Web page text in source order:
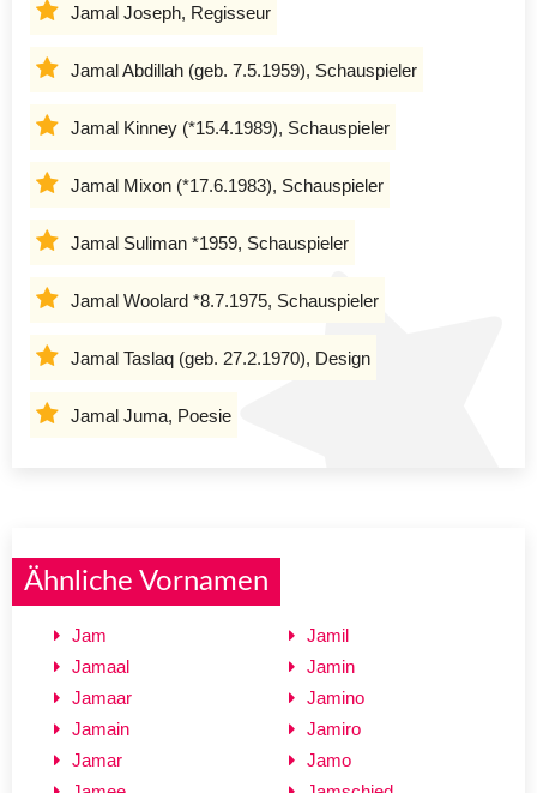
Jamal Joseph, Regisseur
Jamal Abdillah (geb. 7.5.1959), Schauspieler
Jamal Kinney (*15.4.1989), Schauspieler
Jamal Mixon (*17.6.1983), Schauspieler
Jamal Suliman *1959, Schauspieler
Jamal Woolard *8.7.1975, Schauspieler
Jamal Taslaq (geb. 27.2.1970), Design
Jamal Juma, Poesie
Ähnliche Vornamen
Jam
Jamaal
Jamaar
Jamain
Jamar
Jamil
Jamin
Jamino
Jamiro
Jamo